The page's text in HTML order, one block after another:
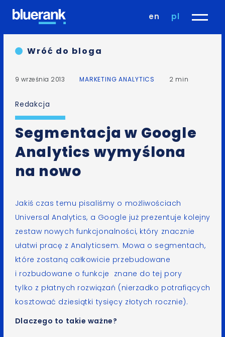
en pl
Wróć do bloga
9 września 2013 MARKETING ANALYTICS 2 min
Redakcja
Segmentacja w Google
Analytics wymyślona
na nowo
Jakiś czas temu pisaliśmy o możliwościach
Universal Analytics, a Google już prezentuje kolejny
zestaw nowych funkcjonalności, który znacznie
ułatwi pracę z Analyticsem. Mowa o segmentach,
które zostaną całkowicie przebudowane
i rozbudowane o funkcje znane do tej pory
tylko z płatnych rozwiązań (nierzadko potrafiących
kosztować dziesiątki tysięcy złotych rocznie).
Dlaczego to takie ważne?